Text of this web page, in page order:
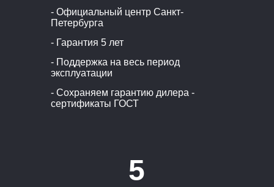
5
- Официальный центр Санкт-
Петербурга
- Гарантия 5 лет
- Поддержка на весь период
эксплуатации
- Сохраняем гарантию дилера -
сертификаты ГОСТ